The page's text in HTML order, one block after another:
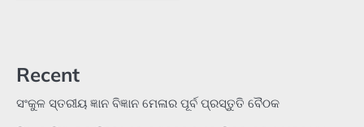
Recent
ସଂକୁଳ ସ୍ତରୀୟ ଜ୍ଞାନ ବିଜ୍ଞାନ ମେଳାର ପୂର୍ବ ପ୍ରସ୍ତୁତି ବୈଠକ